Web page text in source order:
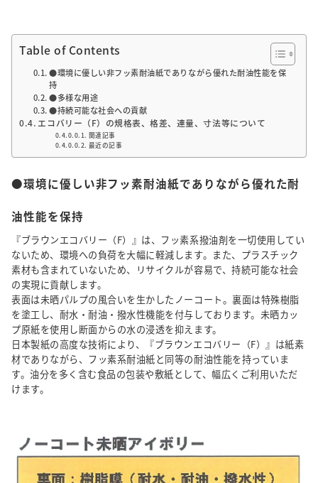
Table of Contents
●環境に優しい非フッ素耐油紙でありながら優れた耐油性能を保
持
●多様な用途
●持続可能な社会への貢献
エコバリー（F）の規格表、格差、連量、寸法等について
関連記事
最近の記事
●環境に優しい非フッ素耐油紙でありながら優れた耐
油性能を保持
『ブラウンエコバリー（F）』は、フッ素系撥油剤を一切使用してい
ないため、環境への負荷を大幅に軽減します。また、プラスチック
素材も含まれていないため、リサイクルが容易で、持続可能な社会
の実現に貢献します。
表面は未晒パルプの風合いを生かしたノーコート。裏面は特殊樹脂
を塗工し、耐水・耐油・撥水性機能を付与しております。未晒カッ
プ原紙を使用し断面からの水の浸透を抑えます。
日本製紙の高度な技術により、『ブラウンエコバリー（F）』は紙素
材でありながら、フッ素系耐油紙と同等の耐油性能を持っていま
す。油分を多く含む食品の包装や敷紙として、幅広くご利用いただ
けます。